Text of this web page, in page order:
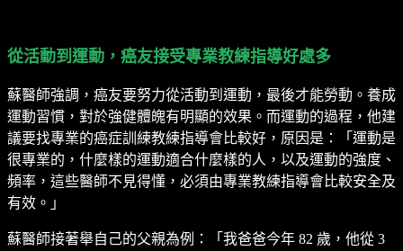
從活動到運動，癌友接受專業教練指導好處多
蘇醫師強調，癌友要努力從活動到運動，最後才能勞動。養成
運動習慣，對於強健體魄有明顯的效果。而運動的過程，他建
議要找專業的癌症訓練教練指導會比較好，原因是：「運動是
很專業的，什麼樣的運動適合什麼樣的人，以及運動的強度、
頻率，這些醫師不見得懂，必須由專業教練指導會比較安全及
有效。」
蘇醫師接著舉自己的父親為例：「我爸爸今年 82 歲，他從 3